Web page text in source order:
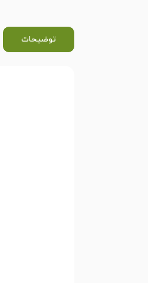
توضیحات